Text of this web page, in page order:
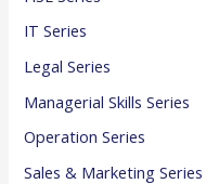
IT Series
Legal Series
Managerial Skills Series
Operation Series
Sales & Marketing Series